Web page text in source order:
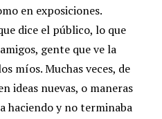
en exposiciones.
dice el público, lo que
gente que ve la
míos. Muchas veces, de
ideas nuevas, o maneras
haciendo y no terminaba